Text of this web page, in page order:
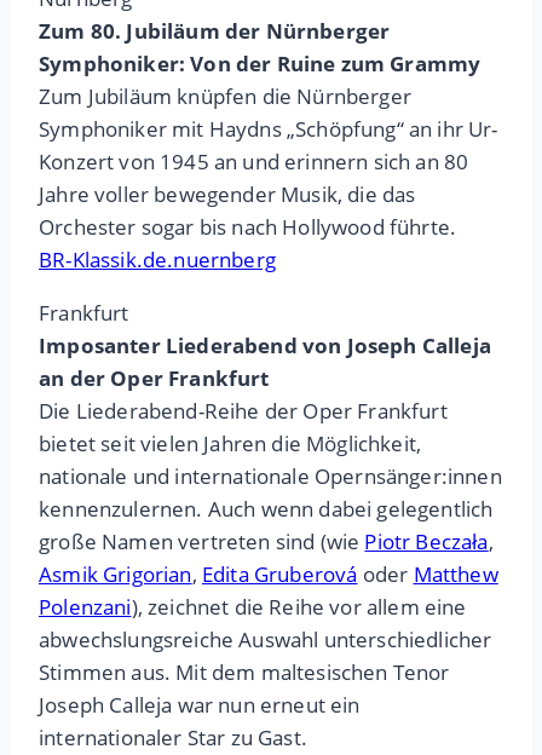
Zum 80. Jubiläum der Nürnberger
Symphoniker: Von der Ruine zum Grammy
Zum Jubiläum knüpfen die Nürnberger
Symphoniker mit Haydns „Schöpfung“ an ihr Ur-
Konzert von 1945 an und erinnern sich an 80
Jahre voller bewegender Musik, die das
Orchester sogar bis nach Hollywood führte.
BR-Klassik.de.nuernberg
Frankfurt
Imposanter Liederabend von Joseph Calleja
an der Oper Frankfurt
Die Liederabend-Reihe der Oper Frankfurt
bietet seit vielen Jahren die Möglichkeit,
nationale und internationale Opernsänger:innen
kennenzulernen. Auch wenn dabei gelegentlich
große Namen vertreten sind (wie Piotr Beczała,
Asmik Grigorian, Edita Gruberová oder Matthew
Polenzani), zeichnet die Reihe vor allem eine
abwechslungsreiche Auswahl unterschiedlicher
Stimmen aus. Mit dem maltesischen Tenor
Joseph Calleja war nun erneut ein
internationaler Star zu Gast.